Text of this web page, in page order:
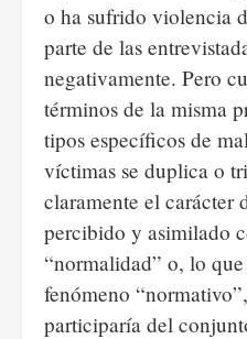
o ha sufrido violencia
parte de las
negativamente. Pero
términos de la misma
tipos específicos de
víctimas se duplica o
claramente el carácter
percibido y asimilado
“normalidad” o, lo
fenómeno
participaría del